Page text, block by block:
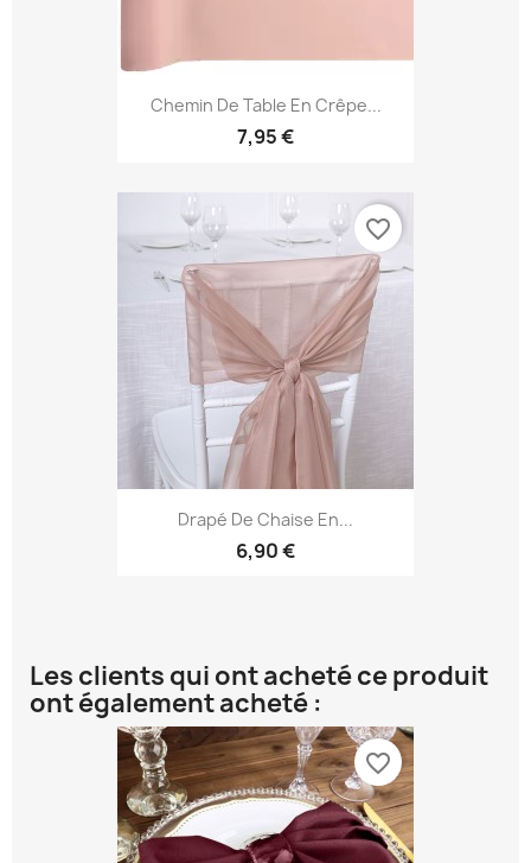
Chemin De Table En Crêpe...
7,95 €
Drapé De Chaise En...
6,90 €
favorite_border
Les clients qui ont acheté ce produit
ont également acheté :
favorite_border